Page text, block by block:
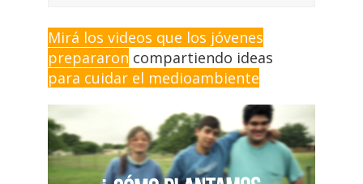
Mirá los videos que los jóvenes
prepararon compartiendo ideas
para cuidar el medioambiente